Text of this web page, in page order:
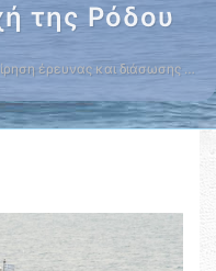
της Ρόδου
έρευνας και διάσωσης …